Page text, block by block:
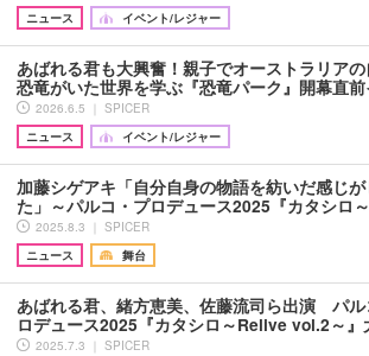
ニュース
イベント/レジャー
あばれる君も大興奮！親子でオーストラリアの
恐竜がいた世界を学ぶ『恐竜パーク』開幕直
2026.6.5 ｜ SPICER
ニュース
イベント/レジャー
加藤シゲアキ「自分自身の物語を紡いだ感じ
た」～パルコ・プロデュース2025『カタシロ
2025.8.3 ｜ SPICER
ニュース
舞台
あばれる君、緒方恵美、佐藤流司ら出演 パル
ロデュース2025『カタシロ～Relive vol.2～
2025.7.3 ｜ SPICER